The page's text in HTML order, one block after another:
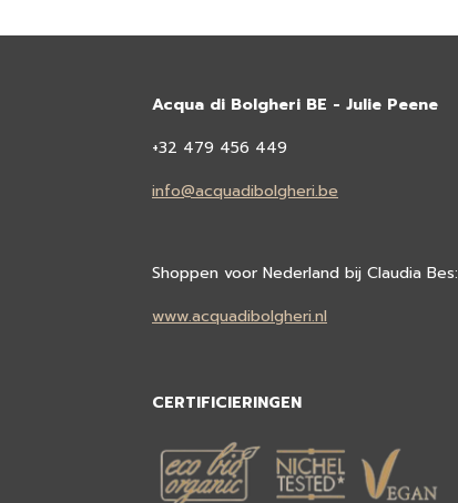
Acqua di Bolgheri BE - Julie Peene
+32 479 456 449
info@acquadibolgheri.be
Shoppen voor Nederland bij Claudia Bes:
www.acquadibolgheri.nl
CERTIFICIERINGEN